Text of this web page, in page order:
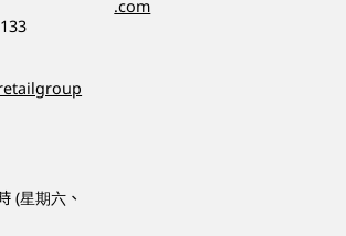
(星期六、
.com